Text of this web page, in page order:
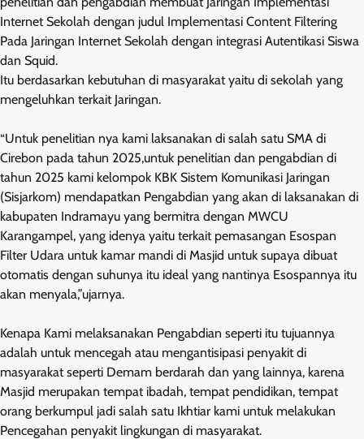
Internet Sekolah dengan judul Implementasi Content Filtering
Pada Jaringan Internet Sekolah dengan integrasi Autentikasi Siswa
dan Squid.
Itu berdasarkan kebutuhan di masyarakat yaitu di sekolah yang
mengeluhkan terkait Jaringan.
“Untuk penelitian nya kami laksanakan di salah satu SMA di
Cirebon pada tahun 2025,untuk penelitian dan pengabdian di
tahun 2025 kami kelompok KBK Sistem Komunikasi Jaringan
(Sisjarkom) mendapatkan Pengabdian yang akan di laksanakan di
kabupaten Indramayu yang bermitra dengan MWCU
Karangampel, yang idenya yaitu terkait pemasangan Esospan
Filter Udara untuk kamar mandi di Masjid untuk supaya dibuat
otomatis dengan suhunya itu ideal yang nantinya Esospannya itu
akan menyala,”ujarnya.
Kenapa Kami melaksanakan Pengabdian seperti itu tujuannya
adalah untuk mencegah atau mengantisipasi penyakit di
masyarakat seperti Demam berdarah dan yang lainnya, karena
Masjid merupakan tempat ibadah, tempat pendidikan, tempat
orang berkumpul jadi salah satu Ikhtiar kami untuk melakukan
Pencegahan penyakit lingkungan di masyarakat.